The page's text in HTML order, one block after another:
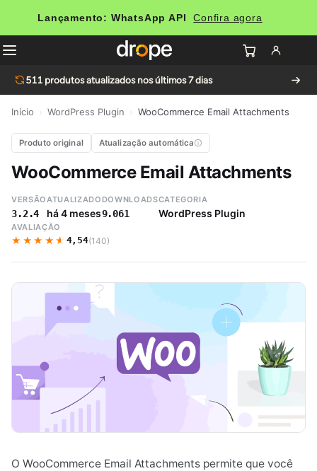
Lançamento: WhatsApp API Confira agora
511 produtos atualizados nos últimos 7 dias
Início WordPress Plugin WooCommerce Email Attachments
Produto original Atualização automática
WooCommerce Email Attachments
VERSÃO
3.2.4
ATUALIZADO
há 4 meses
DOWNLOADS
9.061
CATEGORIA
WordPress Plugin
AVALIAÇÃO
★★★★★
★★★★★ 4,54(140)
O WooCommerce Email Attachments permite que você